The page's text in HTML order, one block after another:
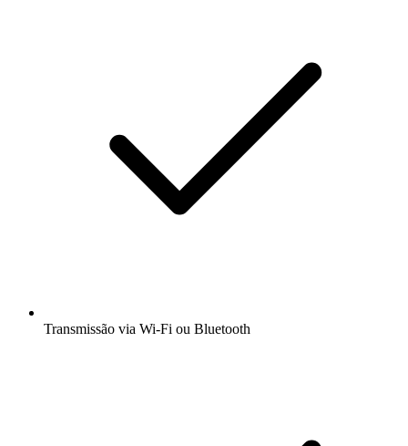
Transmissão via Wi-Fi ou Bluetooth